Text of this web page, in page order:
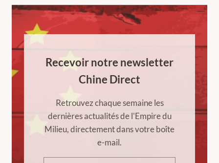
Recevoir notre newsletter
Chine Direct
Retrouvez chaque semaine les
dernières actualités de l'Empire du
Milieu, directement dans votre boîte
e-mail.